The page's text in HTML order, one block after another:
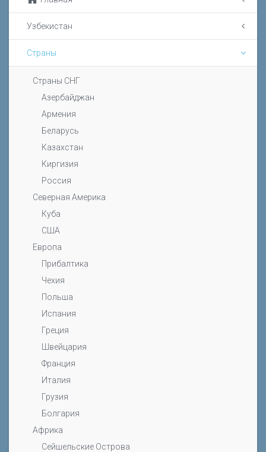
Узбекистан
Страны
Страны СНГ
Азербайджан
Армения
Беларусь
Казахстан
Киргизия
Россия
Северная Америка
Куба
США
Европа
Прибалтика
Чехия
Польша
Испания
Греция
Швейцария
Франция
Италия
Грузия
Болгария
Африка
Сейшельские Острова